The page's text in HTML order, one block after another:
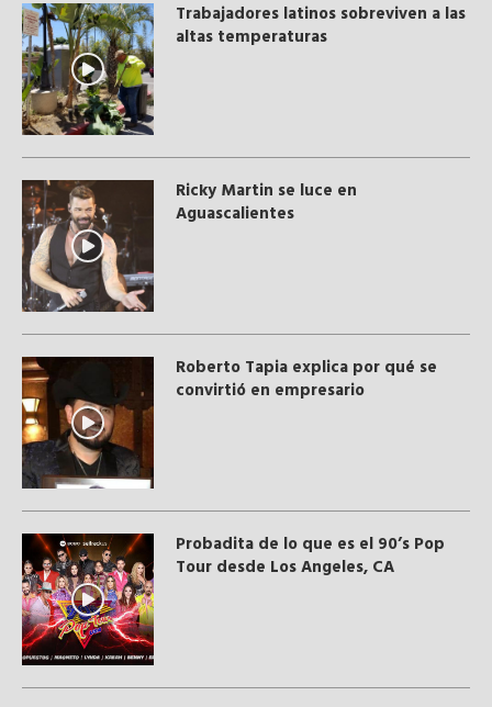
Trabajadores latinos sobreviven a las
altas temperaturas
Ricky Martin se luce en
Aguascalientes
Roberto Tapia explica por qué se
convirtió en empresario
Probadita de lo que es el 90’s Pop
Tour desde Los Angeles, CA